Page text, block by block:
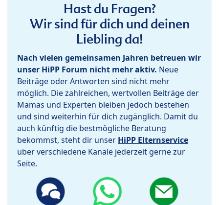
Hast du Fragen?
Wir sind für dich und deinen
Liebling da!
Nach vielen gemeinsamen Jahren betreuen wir
unser HiPP Forum nicht mehr aktiv. Neue
Beiträge oder Antworten sind nicht mehr
möglich. Die zahlreichen, wertvollen Beiträge der
Mamas und Experten bleiben jedoch bestehen
und sind weiterhin für dich zugänglich. Damit du
auch künftig die bestmögliche Beratung
bekommst, steht dir unser HiPP Elternservice
über verschiedene Kanäle jederzeit gerne zur
Seite.